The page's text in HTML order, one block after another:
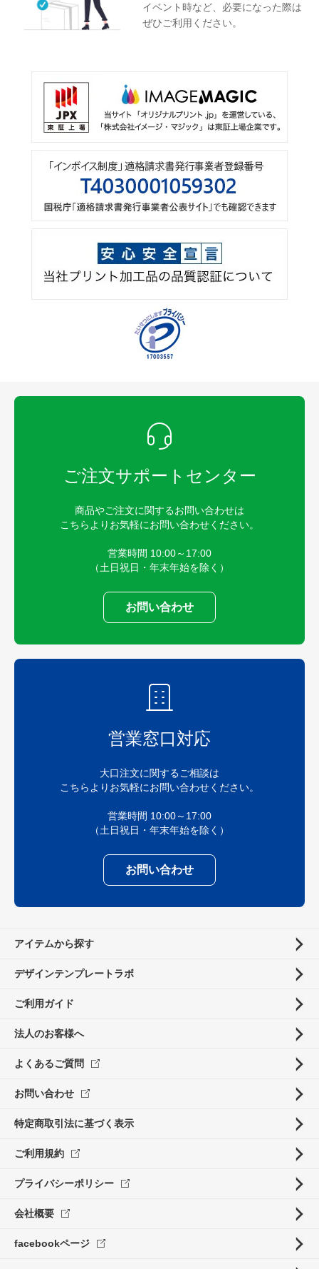
イベント時など、必要になった際は
ぜひご利用ください。
ご注文サポートセンター
商品やご注文に関するお問い合わせは
こちらよりお気軽にお問い合わせください。
営業時間 10:00～17:00
（土日祝日・年末年始を除く）
お問い合わせ
営業窓口対応
大口注文に関するご相談は
こちらよりお気軽にお問い合わせください。
営業時間 10:00～17:00
（土日祝日・年末年始を除く）
お問い合わせ
アイテムから探す
デザインテンプレートラボ
ご利用ガイド
法人のお客様へ
よくあるご質問
お問い合わせ
特定商取引法に基づく表示
ご利用規約
プライバシーポリシー
会社概要
facebookページ